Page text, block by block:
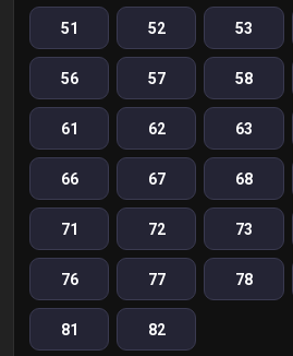
51 52 53
56 57 58
61 62 63
66 67 68
71 72 73
76 77 78
81 82